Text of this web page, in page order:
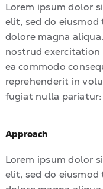
Lorem ipsum dolor
elit, sed do
dolore magna
nostrud
ea commodo
reprehenderit in
fugiat nulla pariatur:
Approach
Lorem ipsum dolor
elit, sed do